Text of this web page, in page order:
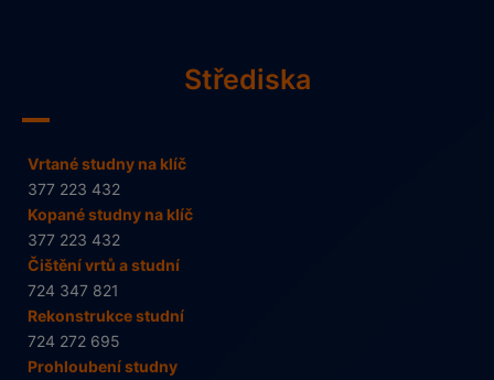
Střediska
Vrtané studny na klíč
377 223 432
Kopané studny na klíč
377 223 432
Čištění vrtů a studní
724 347 821
Rekonstrukce studní
724 272 695
Prohloubení studny